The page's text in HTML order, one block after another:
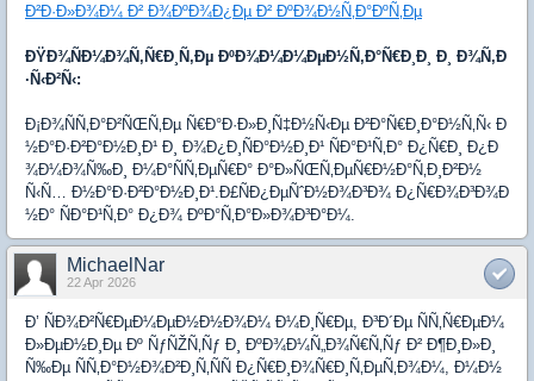
Ð²Ð·Ð»Ð¾Ð¼ Ð² Ð¾ÐºÐ¾Ð¿Ðµ Ð² ÐºÐ¾Ð½Ñ‚Ð°ÐºÑ‚Ðµ
ÐŸÐ¾ÑÐ¼Ð¾Ñ‚Ñ€Ð¸Ñ‚Ðµ ÐºÐ¾Ð¼Ð¼ÐµÐ½Ñ‚Ð°Ñ€Ð¸Ð¸ Ð¸ Ð¾Ñ‚Ð
·Ñ‹Ð²Ñ‹:
Ð¡Ð¾ÑÑ‚Ð°Ð²ÑŒÑ‚Ðµ Ñ€Ð°Ð·Ð»Ð¸Ñ‡Ð½Ñ‹Ðµ Ð²Ð°Ñ€Ð¸Ð°Ð½Ñ‚Ñ‹ Ð
½Ð°Ð·Ð²Ð°Ð½Ð¸Ð¹ Ð¸ Ð¾Ð¿Ð¸ÑÐ°Ð½Ð¸Ð¹ ÑÐ°Ð¹Ñ‚Ð° Ð¿Ñ€Ð¸ Ð¿Ð
¾Ð¼Ð¾Ñ‰Ð¸ Ð¼Ð°ÑÑ‚ÐµÑ€Ð° Ð°Ð»ÑŒÑ‚ÐµÑ€Ð½Ð°Ñ‚Ð¸Ð²Ð½
Ñ‹Ñ… Ð½Ð°Ð·Ð²Ð°Ð½Ð¸Ð¹.Ð£ÑÐ¿ÐµÑˆÐ½Ð¾Ð³Ð¾ Ð¿Ñ€Ð¾Ð³Ð¾Ð
½Ð° ÑÐ°Ð¹Ñ‚Ð° Ð¿Ð¾ ÐºÐ°Ñ‚Ð°Ð»Ð¾Ð³Ð°Ð¼.
MichaelNar
22 Apr 2026
Ð’ ÑÐ¾Ð²Ñ€ÐµÐ¼ÐµÐ½Ð½Ð¾Ð¼ Ð¼Ð¸Ñ€Ðµ, Ð³Ð´Ðµ ÑÑ‚Ñ€ÐµÐ¼
Ð»ÐµÐ½Ð¸Ðµ Ðº ÑƒÑŽÑ‚Ñƒ Ð¸ ÐºÐ¾Ð¼Ñ„Ð¾Ñ€Ñ‚Ñƒ Ð² Ð¶Ð¸Ð»Ð¸
Ñ‰Ðµ ÑÑ‚Ð°Ð½Ð¾Ð²Ð¸Ñ‚ÑÑ Ð¿Ñ€Ð¸Ð¾Ñ€Ð¸Ñ‚ÐµÑ‚Ð¾Ð¼, Ð¼Ð½